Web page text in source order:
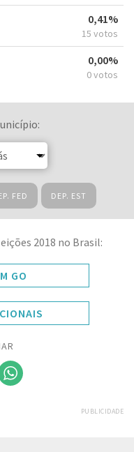
0,41%
15 votos
0,00%
0 votos
FED DEP. EST
2018 no Brasil:
GO
PUBLICIDADE